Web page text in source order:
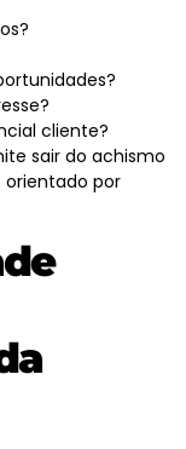
cliente?
sair do achismo
por